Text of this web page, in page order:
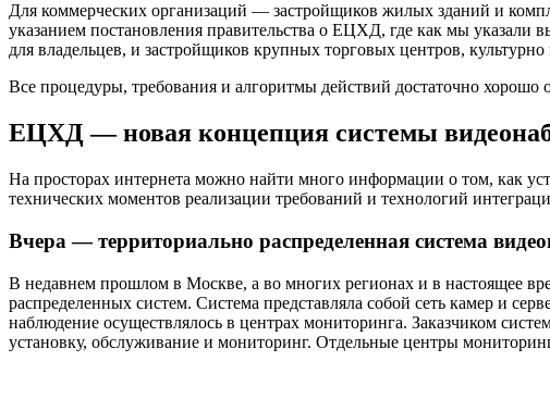
Для коммерческих организаций — застройщиков жилых зданий и
указанием постановления правительства о ЕЦХД, где как мы
для владельцев, и застройщиков крупных торговых центров,
Все процедуры, требования и алгоритмы действий достаточно хорошо
ЕЦХД — новая концепция системы
На просторах интернета можно найти много информации о том, как
технических моментов реализации требований и технологий
Вчера — территориально распределенная система
В недавнем прошлом в Москве, а во многих регионах и в настоящее
распределенных систем. Система представляла собой сеть камер и
наблюдение осуществлялось в центрах мониторинга. Заказчиком
установку, обслуживание и мониторинг. Отдельные центры